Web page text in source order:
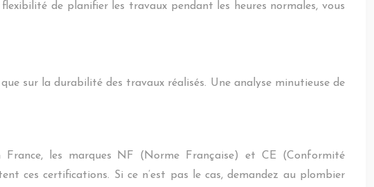
de planifier les travaux pendant les heures normales, vous
sur la durabilité des travaux réalisés. Une analyse minutieuse de
les marques NF (Norme Française) et CE (Conformité
ces certifications. Si ce n’est pas le cas, demandez au plombier